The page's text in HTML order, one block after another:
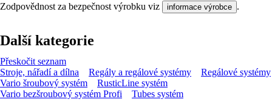
Zodpovědnost za bezpečnost výrobku viz informace výrobce .
Další kategorie
Přeskočit seznam
Stroje, nářadí a dílna
Regály a regálové systémy
Regálové systémy
Vario šroubový systém
RusticLine systém
Vario bezšroubový systém Profi
Tubes systém